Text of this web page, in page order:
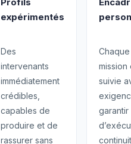
expérimentés
Des
intervenants
immédiatement
crédibles,
capables de
produire et de
rassurer sans
Chaque
mission
suivie
garantir